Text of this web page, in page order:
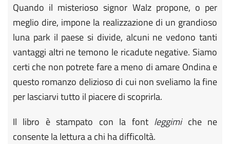
Quando il misterioso signor Walz propone, o per
meglio dire, impone la realizzazione di un grandioso
luna park il paese si divide, alcuni ne vedono tanti
vantaggi altri ne temono le ricadute negative. Siamo
certi che non potrete fare a meno di amare Ondina e
questo romanzo delizioso di cui non sveliamo la fine
per lasciarvi tutto il piacere di scoprirla.
Il libro è stampato con la font leggimiche ne
consente la lettura a chi ha difficoltà.